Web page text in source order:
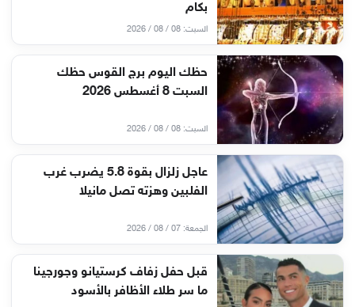
بكام
السبت: 08 / 08 / 2026
حظك اليوم برج القوس حظك
السبت 8 أغسطس 2026
السبت: 08 / 08 / 2026
عاجل زلزال بقوة 5.8 يضرب غرب
الفلبين وهزته تصل مانيلا
الجمعة: 07 / 08 / 2026
قبل حفل زفاف كرستيانو وجورجينا
ما سر طلاء الأظافر بالأسود